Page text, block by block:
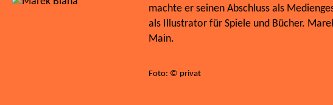
machte er seinen Abschluss als
als Illustrator für Spiele und Bücher.
Main.
Foto: © privat